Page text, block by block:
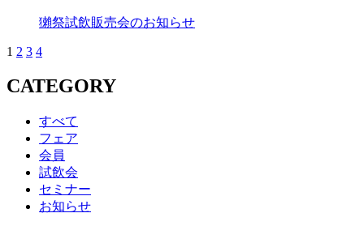
獺祭試飲販売会のお知らせ
1 2 3 4
CATEGORY
すべて
フェア
会員
試飲会
セミナー
お知らせ